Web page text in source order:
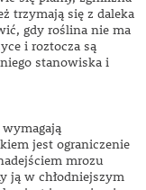
trzymają się z daleka
gdy roślina nie ma
i roztocza są
stanowiska i
jest ograniczenie
mrozu
ją w chłodniejszym